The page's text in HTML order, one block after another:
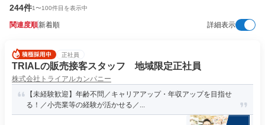
244件1〜100件目を表示中
関連度順新着順 詳細表示
正社員
TRIALの販売接客スタッフ 地域限定正社員
株式会社トライアルカンパニー
【未経験歓迎】年齢不問／キャリアアップ・年収アップを目指せ
る！／小売業等の経験が活かせる／...